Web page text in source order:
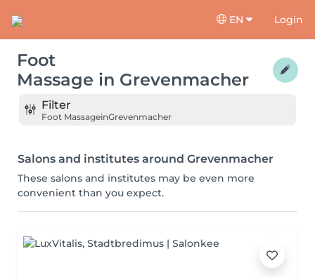
EN Login
Foot
Massage in Grevenmacher
Filter
Foot MassageinGrevenmacher
Salons and institutes around Grevenmacher
These salons and institutes may be even more
convenient than you expect.